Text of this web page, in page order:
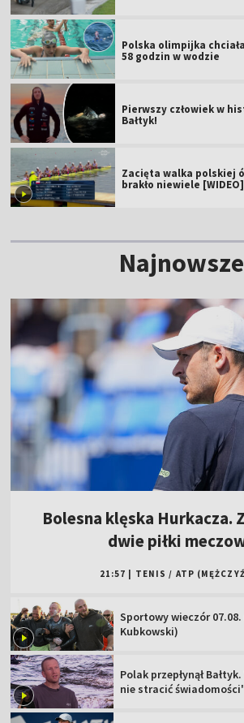
Polska olimpijka
58 godzin w wodzie
Pierwszy człowiek w
Bałtyk!
Zacięta walka polskiej
brakło niewiele [WIDEO]
Najnowsze
Bolesna klęska Hurkacza.
dwie piłki
21:57 TENIS / ATP
Sportowy wieczór
Kubkowski)
Polak przepłynął
nie stracić